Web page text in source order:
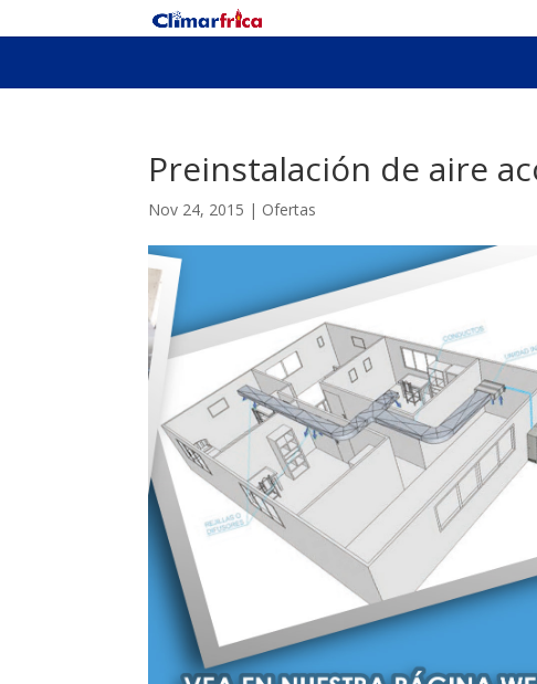
Preinstalación de aire
Nov 24, 2015 | Ofertas